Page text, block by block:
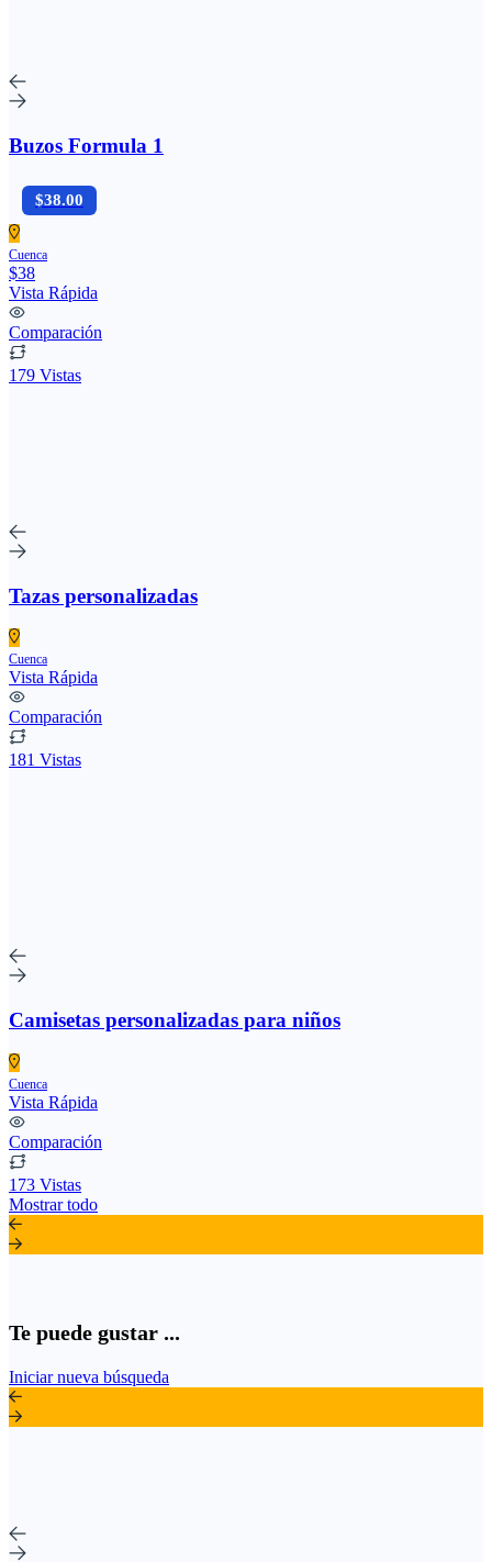
Buzos Formula 1
$38.00
Cuenca
$38
Vista Rápida
Comparación
179 Vistas
Tazas personalizadas
Cuenca
Vista Rápida
Comparación
181 Vistas
Camisetas personalizadas para niños
Cuenca
Vista Rápida
Comparación
173 Vistas
Mostrar todo
Te puede gustar ...
Iniciar nueva búsqueda